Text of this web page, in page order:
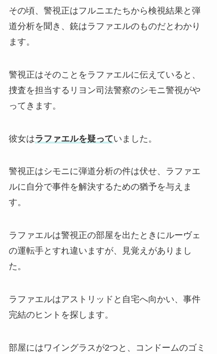
その頃、警視正はフルニエたちから検視結果と弾
道分析を聞き、銃はラファエルのものだとわかり
ます。
警視正はそのことをラファエルに伝えていると、
捜査を担当するリヨン司法警察のシモニ警視がや
ってきます。
彼女はラファエルを疑っていました。
警視正はシモニに弾道分析の件は伏せ、ラファエ
ルに自分で事件を解決するための猶予を与えま
す。
ラファエルは警視正の部屋を出たときにルーヴェ
の運転手とすれ違いますが、見覚えがありまし
た。
ラファエルはアストリッドと自宅へ向かい、事件
完結のヒントを探します。
部屋にはワイングラスが2つと、コンドームのゴミ